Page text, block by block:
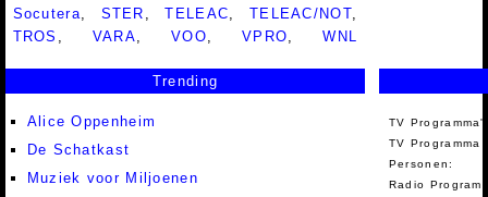
Socutera
STER ,TELEAC TELEAC/NOT
TROS
VARA ,VOO ,VPRO ,WNL
Trending
Alice Oppenheim
De Schatkast
Muziek voor Miljoenen
TV
TV Programma
Personen:
Radio